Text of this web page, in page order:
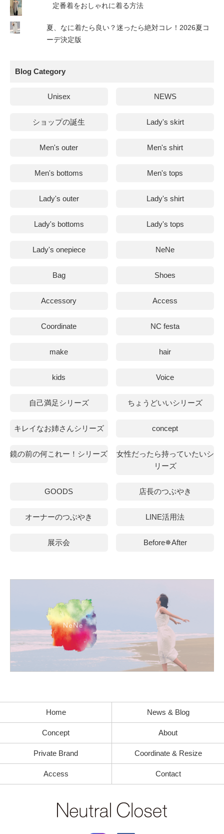
定番着をおしゃれに着る方法
夏、なに着たら良い？迷ったら絶対コレ！2026夏コ
ーデ決定版
Blog Category
Unisex NEWS
ショップの誕生 Lady's skirt
Men's outer Men's shirt
Men's bottoms Men's tops
Lady's outer Lady's shirt
Lady's bottoms Lady's tops
Lady's onepiece NeNe
Bag Shoes
Accessory Access
Coordinate NC festa
make hair
kids Voice
自己満足シリーズ ちょうどいいシリーズ
キレイなお姉さんシリーズ concept
鏡の前の何これー！シリーズ
女性だったら持っていたいシ
リーズ
GOODS 店長のつぶやき
オーナーのつぶやき LINE活用法
展示会 Before✵After
Home News & Blog
Concept About
Private Brand Coordinate & Resize
Access Contact